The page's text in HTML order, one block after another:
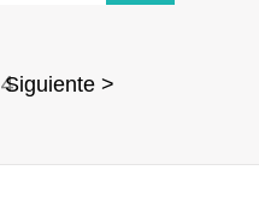
4
Siguiente >